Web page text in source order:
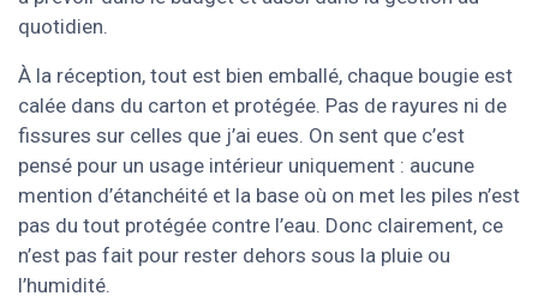
quotidien.
À la réception, tout est bien emballé, chaque bougie est
calée dans du carton et protégée. Pas de rayures ni de
fissures sur celles que j’ai eues. On sent que c’est
pensé pour un usage intérieur uniquement : aucune
mention d’étanchéité et la base où on met les piles n’est
pas du tout protégée contre l’eau. Donc clairement, ce
n’est pas fait pour rester dehors sous la pluie ou
l’humidité.